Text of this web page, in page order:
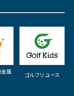
属
ゴルフリユース